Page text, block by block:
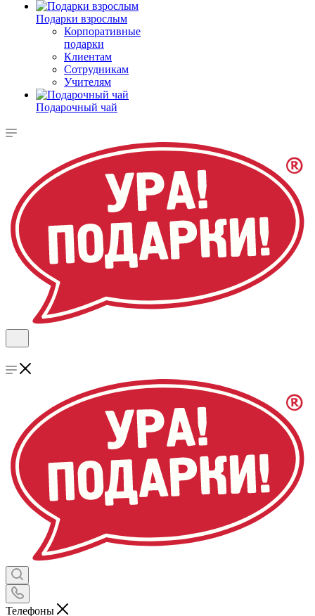
Подарки взрослым
Корпоративные
подарки
Клиентам
Сотрудникам
Учителям
Подарочный чай
Телефоны